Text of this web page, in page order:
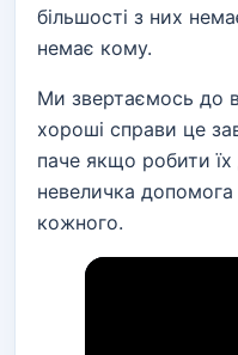
більшості з них
немає кому.
Ми звертаємось до
хороші справи це
паче якщо робити
невеличка
кожного.